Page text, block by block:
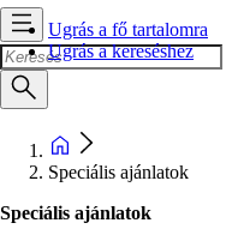
Ugrás a fő tartalomra
Ugrás a kereséshez
Speciális ajánlatok
Speciális ajánlatok